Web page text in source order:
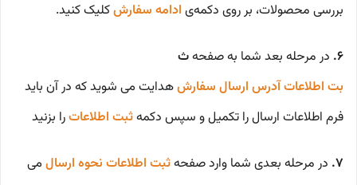
بررسی محصولات، بر روی دکمه‌ی ادامه سفارشکلیک کنید.
6. در مرحله بعد شما به صفحهث
بت اطلاعات آدرس ارسال سفارشهدایت می شوید که در آن باید
فرم اطلاعات ارسال را تکمیل و سپس دکمهثبت اطلاعاترا بزنید
7. در مرحله بعدی شما وارد صفحهثبت اطلاعات نحوه ارسال می